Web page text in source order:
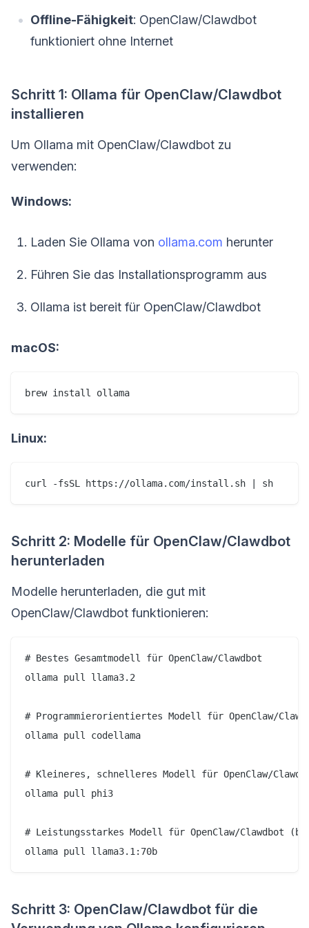
Offline-Fähigkeit: OpenClaw/Clawdbot
funktioniert ohne Internet
Schritt 1: Ollama für OpenClaw/Clawdbot
installieren
Um Ollama mit OpenClaw/Clawdbot zu
verwenden:
Windows:
Laden Sie Ollama von ollama.com herunter
Führen Sie das Installationsprogramm aus
Ollama ist bereit für OpenClaw/Clawdbot
macOS:
Linux:
Schritt 2: Modelle für OpenClaw/Clawdbot
herunterladen
Modelle herunterladen, die gut mit
OpenClaw/Clawdbot funktionieren:
# Bestes Gesamtmodell für OpenClaw/Clawdbot
ollama pull llama3.2
# Programmierorientiertes Modell für OpenClaw/
ollama pull codellama
# Kleineres, schnelleres Modell für OpenClaw/
ollama pull phi3
# Leistungsstarkes Modell für OpenClaw/Clawdbot
Schritt 3: OpenClaw/Clawdbot für die